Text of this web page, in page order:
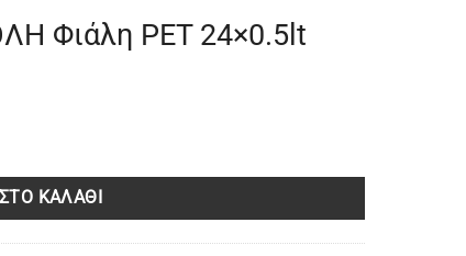
Φιάλη PET 24×0.5lt
ΚΑΛΆΘΙ